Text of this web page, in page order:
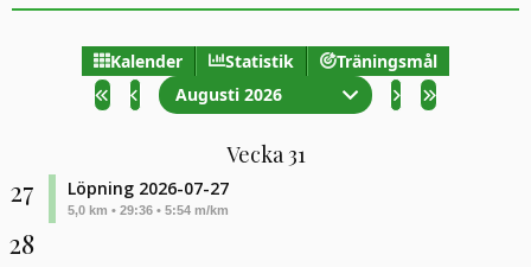
Kalender Statistik
Träningsmål
Augusti 2026
Vecka 31
27 Löpning 2026-07-27
5,0 km • 29:36 • 5:54 m/km
28